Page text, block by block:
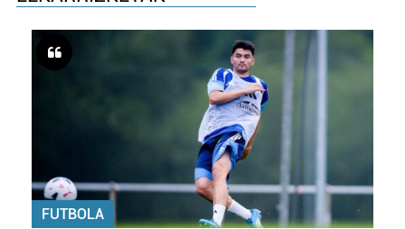
FUTBOLA